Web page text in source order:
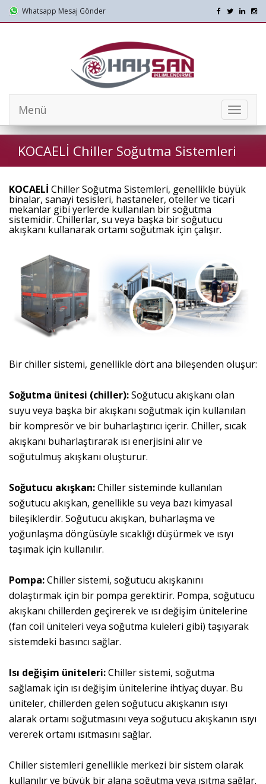
Whatsapp Mesaj Gönder
Mobil
Menü
Menü
KOCAELİ Chiller Soğutma Sistemleri
KOCAELİ Chiller Soğutma Sistemleri, genellikle büyük
binalar, sanayi tesisleri, hastaneler, oteller ve ticari
mekanlar gibi yerlerde kullanılan bir soğutma
sistemidir. Chillerlar, su veya başka bir soğutucu
akışkanı kullanarak ortamı soğutmak için çalışır.
Bir chiller sistemi, genellikle dört ana bileşenden oluşur:
Soğutma ünitesi (chiller):Soğutucu akışkanı olan
suyu veya başka bir akışkanı soğutmak için kullanılan
bir kompresör ve bir buharlaştırıcı içerir. Chiller, sıcak
akışkanı buharlaştırarak ısı enerjisini alır ve
soğutulmuş akışkanı oluşturur.
Soğutucu akışkan:Chiller sisteminde kullanılan
soğutucu akışkan, genellikle su veya bazı kimyasal
bileşiklerdir. Soğutucu akışkan, buharlaşma ve
yoğunlaşma döngüsüyle sıcaklığı düşürmek ve ısıyı
taşımak için kullanılır.
Pompa:Chiller sistemi, soğutucu akışkanını
dolaştırmak için bir pompa gerektirir. Pompa, soğutucu
akışkanı chillerden geçirerek ve ısı değişim ünitelerine
(fan coil üniteleri veya soğutma kuleleri gibi) taşıyarak
sistemdeki basıncı sağlar.
Isı değişim üniteleri:Chiller sistemi, soğutma
sağlamak için ısı değişim ünitelerine ihtiyaç duyar. Bu
üniteler, chillerden gelen soğutucu akışkanın ısıyı
alarak ortamı soğutmasını veya soğutucu akışkanın ısıyı
vererek ortamı ısıtmasını sağlar.
Chiller sistemleri genellikle merkezi bir sistem olarak
kullanılır ve büyük bir alana soğutma veya ısıtma sağlar.